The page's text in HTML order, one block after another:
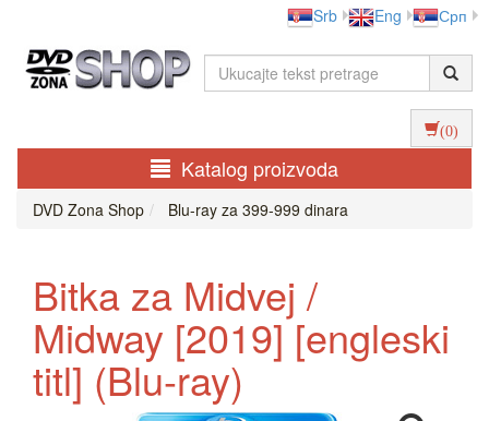
Srb Eng Срп
(0)
Katalog proizvoda
DVD Zona Shop Blu-ray za 399-999 dinara
Bitka za Midvej /
Midway [2019] [engleski
titl] (Blu-ray)